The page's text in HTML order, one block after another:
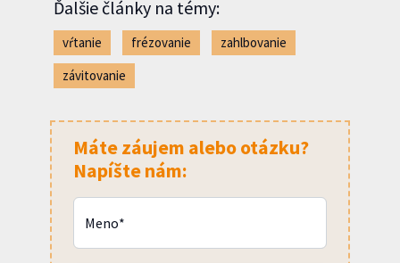
Ďalšie články na témy:
vŕtanie frézovanie
zahlbovanie
závitovanie
Máte záujem alebo otázku?
Napíšte nám:
Meno*